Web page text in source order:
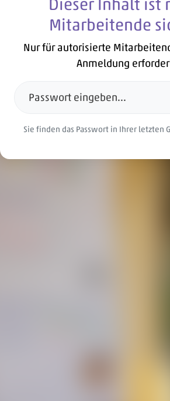
Dieser Inhalt ist
Mitarbeitende
Nur für autorisierte
Anmeldung
Sie finden das Passwort in Ihrer letzten